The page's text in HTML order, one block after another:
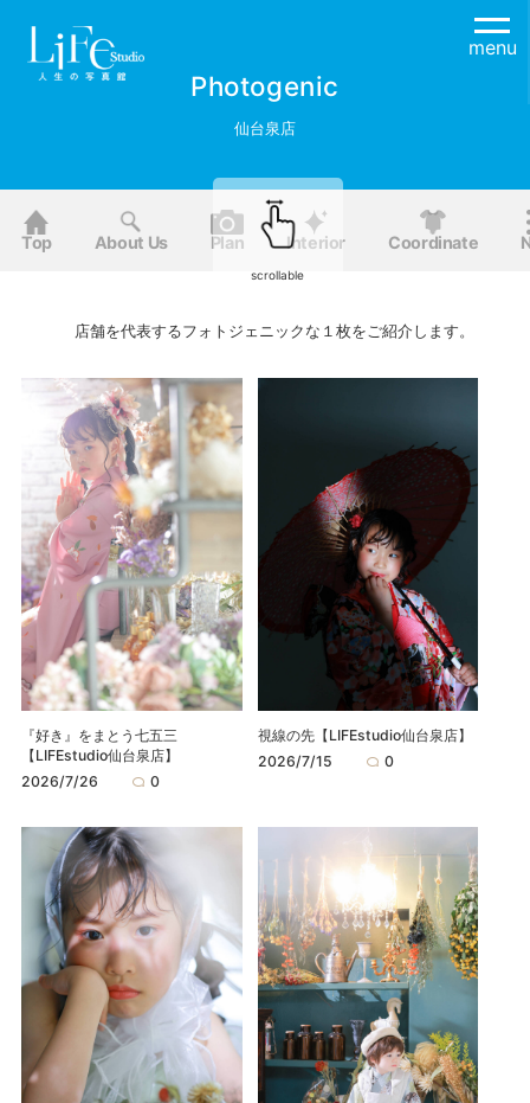
menu
Photogenic
仙台泉店
Top About Us Plan Interior Coordinate
店舗を代表するフォトジェニックな１枚をご紹介します。
『好き』をまとう七五三
【LIFEstudio仙台泉店】
2026/7/26
0
視線の先【LIFEstudio仙台泉店】
2026/7/15
0